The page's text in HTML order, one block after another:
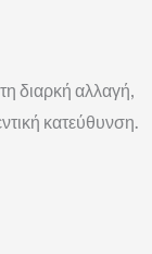
διαρκή αλλαγή,
κατεύθυνση.